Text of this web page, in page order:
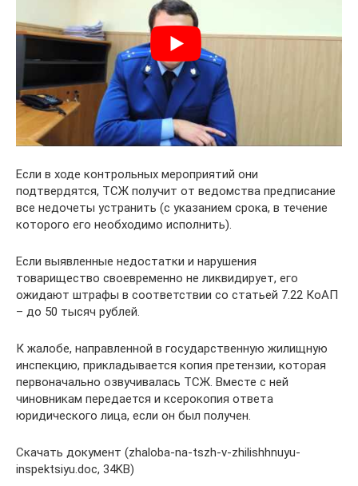
Если в ходе контрольных мероприятий они
подтвердятся, ТСЖ получит от ведомства предписание
все недочеты устранить (с указанием срока, в течение
которого его необходимо исполнить).
Если выявленные недостатки и нарушения
товарищество своевременно не ликвидирует, его
ожидают штрафы в соответствии со статьей 7.22 КоАП
– до 50 тысяч рублей.
К жалобе, направленной в государственную жилищную
инспекцию, прикладывается копия претензии, которая
первоначально озвучивалась ТСЖ. Вместе с ней
чиновникам передается и ксерокопия ответа
юридического лица, если он был получен.
Скачать документ (zhaloba-na-tszh-v-zhilishhnuyu-
inspektsiyu.doc, 34KB)